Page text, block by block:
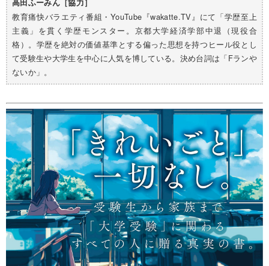
高田ふーみん［協力］
教育痛快バラエティ番組・YouTube『wakatte.TV』にて「学歴至上
主義」を貫く学歴モンスター。京都大学経済学部中退（現役合
格）。学歴を絶対の価値基準とする偏った思想を持つヒール役とし
て受験生や大学生を中心に人気を博している。決め台詞は「Fランや
ないか」。